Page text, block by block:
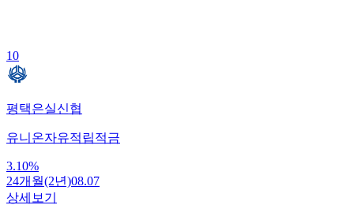
10
평택은실신협
유니온자유적립적금
3.10%
24개월(2년)08.07
상세보기